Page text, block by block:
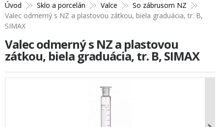
Úvod Sklo a porcelán Valce
So zábrusom NZ
Valec odmerný s NZ a plastovou zátkou, biela graduácia, tr. B,
SIMAX
Valec odmerný s NZ a plastovou
zátkou, biela graduácia, tr. B, SIMAX